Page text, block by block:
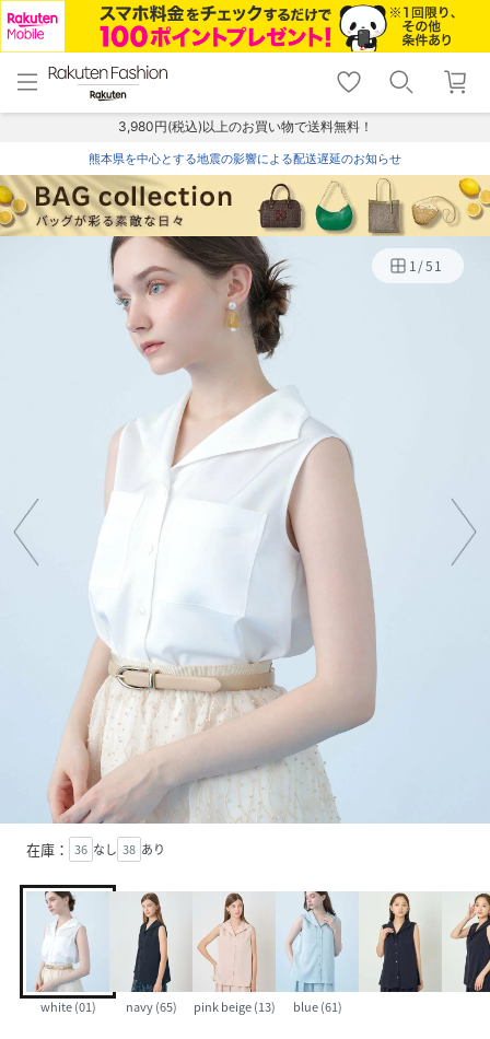
menu home
トップ
shopping_cart lock_outline
ログイン
3,980円(税込)以上のお買い物で送料無料！
熊本県を中心とする地震の影響による配送遅延のお知らせ
1/51
在庫： 36 なし 38 あり
white (01) navy (65) pink beige (13) blue (61)